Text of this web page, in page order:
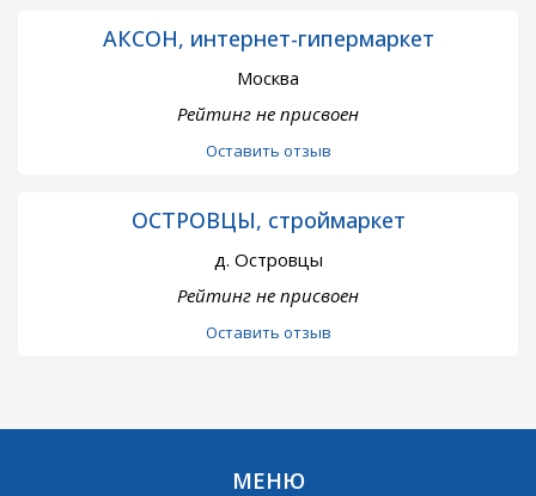
АКСОН, интернет-гипермаркет
Москва
Рейтинг не присвоен
Оставить отзыв
ОСТРОВЦЫ, строймаркет
д. Островцы
Рейтинг не присвоен
Оставить отзыв
МЕНЮ